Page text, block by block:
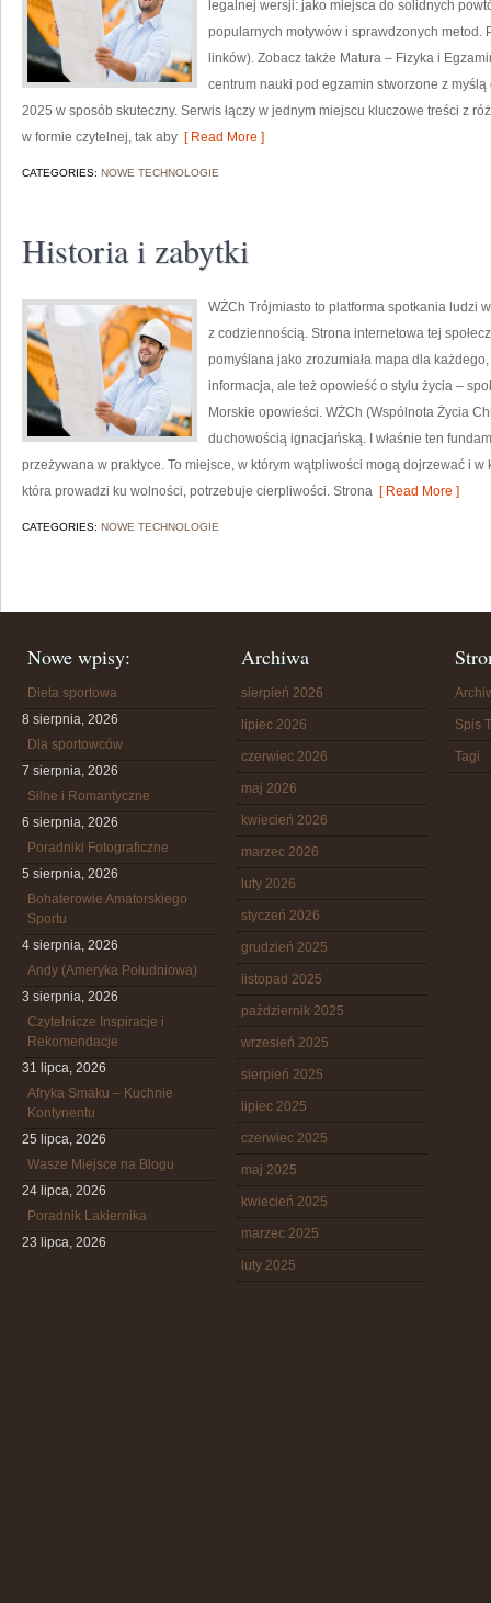
legalnej wersji: jako miejsca do solidnych
popularnych motywów i sprawdzonych metod.
linków). Zobacz także Matura – Fizyka i
centrum nauki pod egzamin stworzone z
2025 w sposób skuteczny. Serwis łączy w jednym miejscu kluczowe treści z
w formie czytelnej, tak aby [ Read More ]
CATEGORIES: NOWE TECHNOLOGIE
Historia i zabytki
WŻCh Trójmiasto to platforma spotkania ludzi
z codziennością. Strona internetowa tej
pomyślana jako zrozumiała mapa dla
informacja, ale też opowieść o stylu życia –
Morskie opowieści. WŻCh (Wspólnota Życia
duchowością ignacjańską. I właśnie ten
przeżywana w praktyce. To miejsce, w którym wątpliwości mogą dojrzewać i
która prowadzi ku wolności, potrzebuje cierpliwości. Strona [ Read More ]
CATEGORIES: NOWE TECHNOLOGIE
Nowe wpisy:
Dieta sportowa
8 sierpnia, 2026
Dla sportowców
7 sierpnia, 2026
Silne i Romantyczne
6 sierpnia, 2026
Poradniki Fotograficzne
5 sierpnia, 2026
Bohaterowie Amatorskiego
Sportu
4 sierpnia, 2026
Andy (Ameryka Południowa)
3 sierpnia, 2026
Czytelnicze Inspiracje i
Rekomendacje
31 lipca, 2026
Afryka Smaku – Kuchnie
Kontynentu
25 lipca, 2026
Wasze Miejsce na Blogu
24 lipca, 2026
Poradnik Lakiernika
23 lipca, 2026
Archiwa
sierpień 2026
lipiec 2026
czerwiec 2026
maj 2026
kwiecień 2026
marzec 2026
luty 2026
styczeń 2026
grudzień 2025
listopad 2025
październik 2025
wrzesień 2025
sierpień 2025
lipiec 2025
czerwiec 2025
maj 2025
kwiecień 2025
marzec 2025
luty 2025
Spis
Tagi